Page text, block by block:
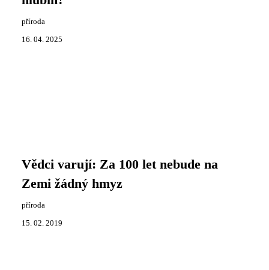
příroda
16. 04. 2025
Vědci varují: Za 100 let nebude na
Zemi žádný hmyz
příroda
15. 02. 2019